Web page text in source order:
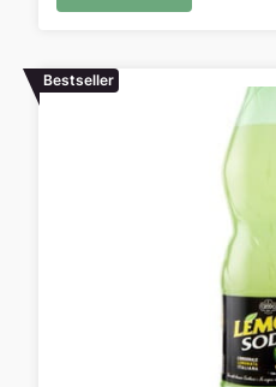
Bestseller